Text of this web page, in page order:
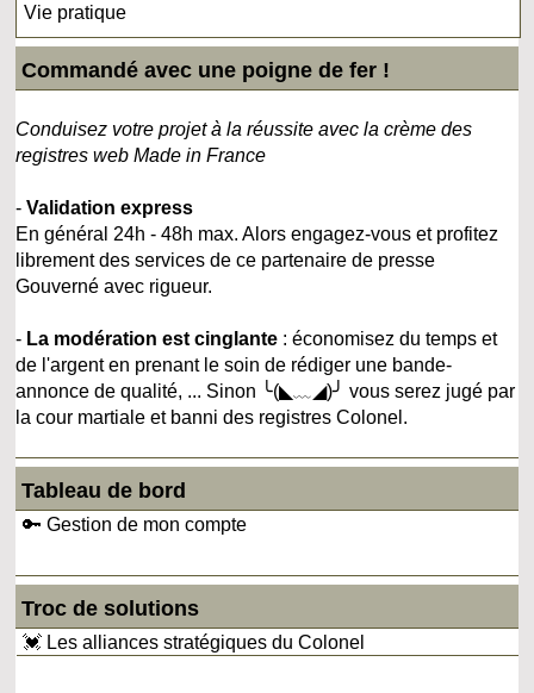
Vie pratique
Commandé avec une poigne de fer !
Conduisez votre projet à la réussite avec la crème des
registres web Made in France
-Validation express
En général 24h - 48h max. Alors engagez-vous et profitez
librement des services de ce partenaire de presse
Gouverné avec rigueur.
- La modération est cinglante : économisez du temps et
de l'argent en prenant le soin de rédiger une bande-
annonce de qualité, ... Sinon ╰(◣﹏◢)╯ vous serez jugé par
la cour martiale et banni des registres Colonel.
Tableau de bord
🔑 Gestion de mon compte
Troc de solutions
💓 Les alliances stratégiques du Colonel